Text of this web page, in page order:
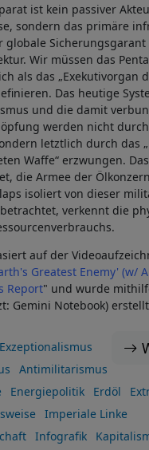
ist kein passiver
sondern das primäre
globale
Wir müssen das
als das „Exekutivorgan
Das heutige
und die damit
werden nicht
letztlich durch das
Waffe“ erzwungen.
die Armee der
isoliert von dieser
verkennt die
auf der
Greatest Enemy' (w/
Report" und wurde
Gemini Notebook)
Antimilitarismus
Energiepolitik Erdöl
Imperiale Linke
Infografik